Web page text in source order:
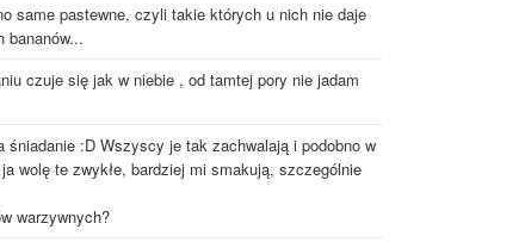
same pastewne, czyli takie których u nich nie daje
bananów...
czuje się jak w niebie , od tamtej pory nie jadam
:D Wszyscy je tak zachwalają i podobno w
wolę te zwykłe, bardziej mi smakują, szczególnie
warzywnych?